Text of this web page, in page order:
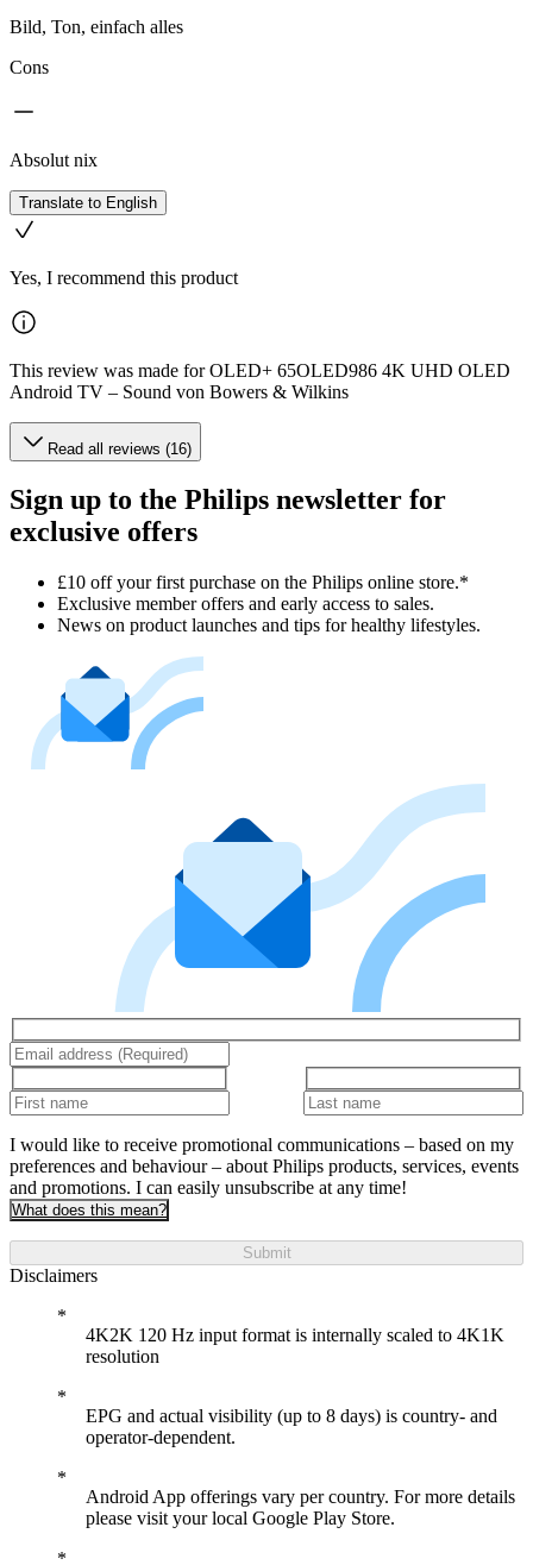
Bild, Ton, einfach alles
Cons
Absolut nix
Translate to English
Yes, I recommend this product
This review was made for OLED+ 65OLED986 4K UHD OLED
Android TV – Sound von Bowers & Wilkins
Read all reviews (16)
Sign up to the Philips newsletter for
exclusive offers
£10 off your first purchase on the Philips online store.*
Exclusive member offers and early access to sales.
News on product launches and tips for healthy lifestyles.
I would like to receive promotional communications – based on my
preferences and behaviour – about Philips products, services, events
and promotions. I can easily unsubscribe at any time!
What does this mean?
Submit
Disclaimers
4K2K 120 Hz input format is internally scaled to 4K1K
resolution
EPG and actual visibility (up to 8 days) is country- and
operator-dependent.
Android App offerings vary per country. For more details
please visit your local Google Play Store.